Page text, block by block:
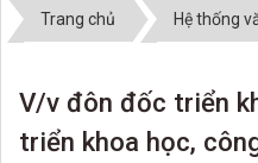
Trang chủ Hệ thống
V/v đôn đốc triển
triển khoa học,